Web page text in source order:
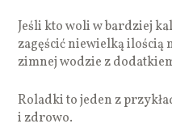
Jeśli kto woli w bardziej
zagęścić niewielką
zimnej wodzie z
Roladki to jeden z
i zdrowo.